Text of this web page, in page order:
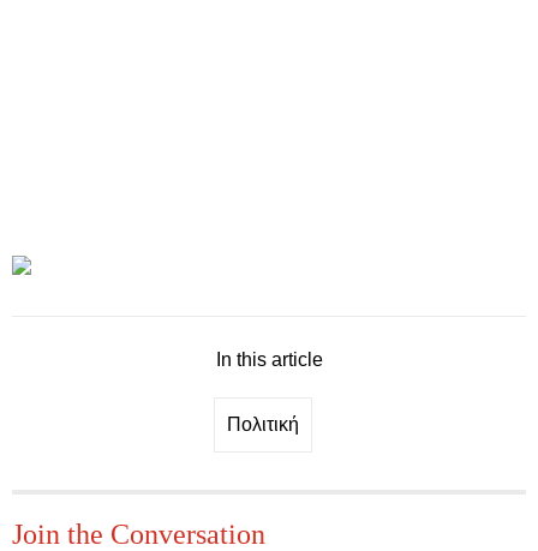
In this article
Πολιτική
Join the Conversation